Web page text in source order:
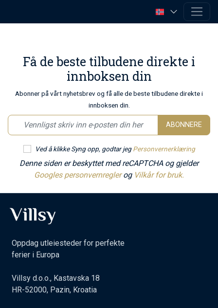
Få de beste tilbudene direkte i
innboksen din
Abonner på vårt nyhetsbrev og få alle de beste tilbudene direkte i
innboksen din.
ABONNERE
Ved å klikke Syng opp, godtar jegPersonvernerklæring
Denne siden er beskyttet med reCAPTCHA og gjelder
Googles personvernreglerog Vilkår for bruk.
Oppdag utleiesteder for perfekte
ferier i Europa
Villsy d.o.o., Kastavska 18
HR-52000, Pazin, Kroatia